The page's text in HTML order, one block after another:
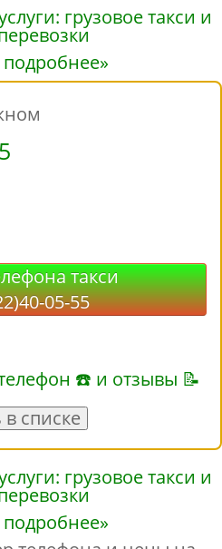
подробнее»
такси
05-55
☎ и отзывы 📝
списке
подробнее»